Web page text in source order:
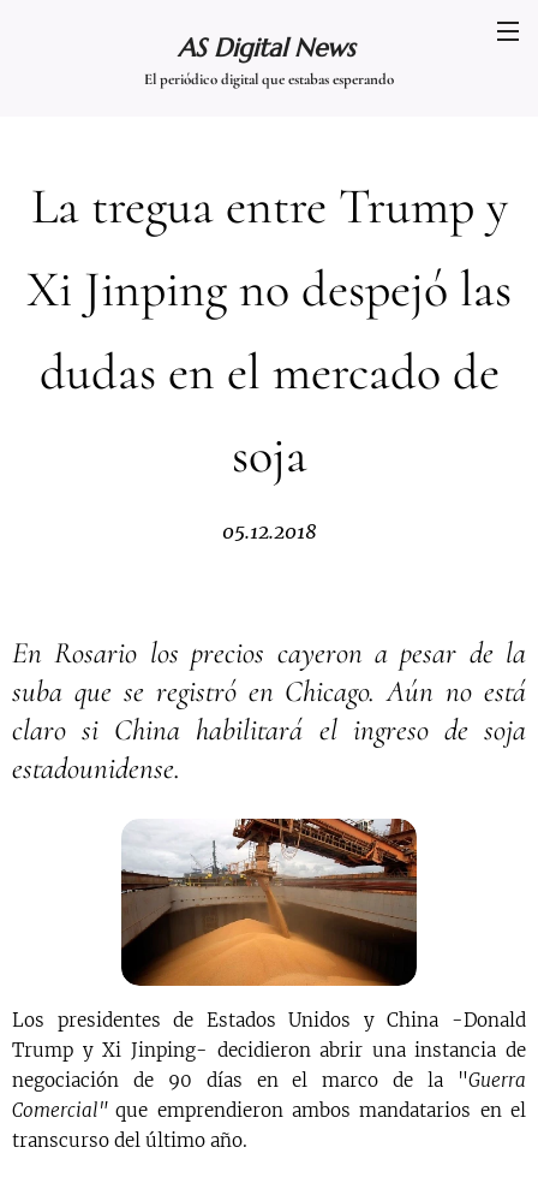
AS Digital News
El periódico digital que estabas esperando
La tregua entre Trump y
Xi Jinping no despejó las
dudas en el mercado de
soja
05.12.2018
En Rosario los precios cayeron a pesar de la
suba que se registró en Chicago. Aún no está
claro si China habilitará el ingreso de soja
estadounidense.
Los presidentes de Estados Unidos y China -Donald
Trump y Xi Jinping- decidieron abrir una instancia de
negociación de 90 días en el marco de la "Guerra
Comercial"que emprendieron ambos mandatarios en el
transcurso del último año.